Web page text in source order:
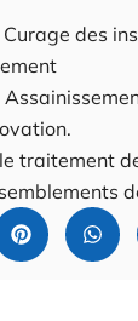
des
traitement